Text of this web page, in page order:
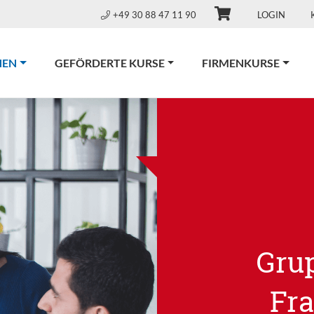
+49 30 88 47 11 90 LOGIN
(CURRENT)GEFÖRDERTE KURSE FIRMENKURSE